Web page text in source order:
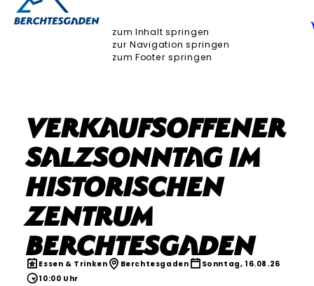
zum Inhalt springen
zur Navigation springen
zum Footer springen
Verkaufsoffener
Salzsonntag im
Historischen
Zentrum
Berchtesgaden
Essen & Trinken Berchtesgaden
Sonntag, 16.08.26
10:00 Uhr